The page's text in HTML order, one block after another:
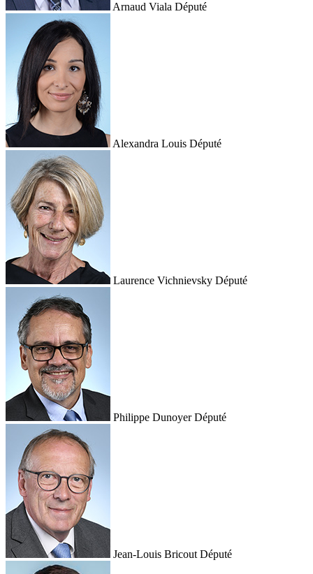
Arnaud Viala Député
Alexandra Louis Député
Laurence Vichnievsky Député
Philippe Dunoyer Député
Jean-Louis Bricout Député